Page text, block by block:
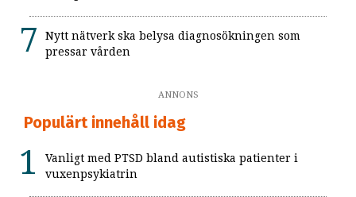
Nytt nätverk ska belysa diagnosökningen som
pressar vården
ANNONS
Populärt innehåll idag
Vanligt med PTSD bland autistiska patienter i
vuxenpsykiatrin